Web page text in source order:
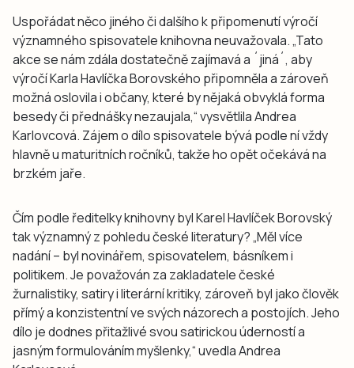
Uspořádat něco jiného či dalšího k připomenutí výročí
významného spisovatele knihovna neuvažovala. „Tato
akce se nám zdála dostatečně zajímavá a ´jiná´, aby
výročí Karla Havlíčka Borovského připomněla a zároveň
možná oslovila i občany, které by nějaká obvyklá forma
besedy či přednášky nezaujala,“ vysvětlila Andrea
Karlovcová. Zájem o dílo spisovatele bývá podle ní vždy
hlavně u maturitních ročníků, takže ho opět očekává na
brzkém jaře.
Čím podle ředitelky knihovny byl Karel Havlíček Borovský
tak významný z pohledu české literatury? „Měl více
nadání – byl novinářem, spisovatelem, básníkem i
politikem. Je považován za zakladatele české
žurnalistiky, satiry i literární kritiky, zároveň byl jako člověk
přímý a konzistentní ve svých názorech a postojích. Jeho
dílo je dodnes přitažlivé svou satirickou úderností a
jasným formulováním myšlenky,“ uvedla Andrea